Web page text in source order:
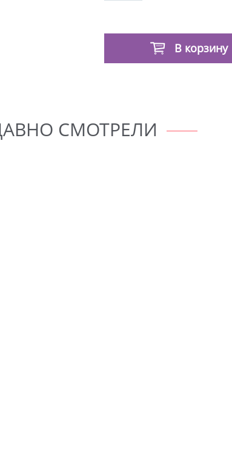
В корзину
СМОТРЕЛИ